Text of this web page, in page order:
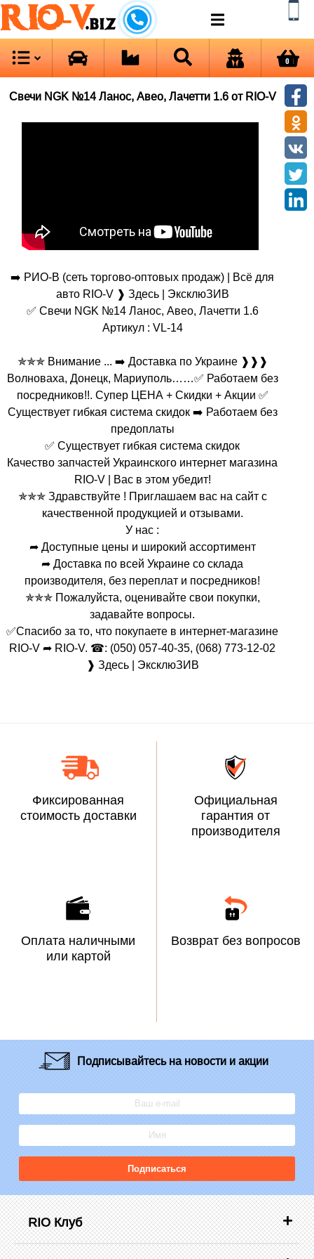
RIO-V.biz
0
Свечи NGK №14 Ланос, Авео, Лачетти 1.6 от RIO-V
➡️ РИО-В (сеть торгово-оптовых продаж) | Всё для
авто RIO-V ❱ Здесь | ЭксклюЗИВ
✅ Свечи NGK №14 Ланос, Авео, Лачетти 1.6
Артикул : VL-14
✯✯✯ Внимание ... ➡️ Доставка по Украине ❱❱❱
Волноваха, Донецк, Мариуполь……✅ Работаем без
посредников!!. Супер ЦЕНА + Скидки + Акции ✅
Существует гибкая система скидок ➡️ Работаем без
предоплаты
✅ Существует гибкая система скидок
Качество запчастей Украинского интернет магазина
RIO-V | Вас в этом убедит!
✯✯✯ Здравствуйте ! Приглашаем вас на сайт с
качественной продукцией и отзывами.
У нас :
➦ Доступные цены и широкий ассортимент
➦ Доставка по всей Украине со склада
производителя, без переплат и посредников!
✯✯✯ Пожалуйста, оценивайте свои покупки,
задавайте вопросы.
✅Спасибо за то, что покупаете в интернет-магазине
RIO-V ➦ RIO-V. ☎: (050) 057-40-35, (068) 773-12-02
❱ Здесь | ЭксклюЗИВ
Фиксированная
стоимость доставки
Официальная
гарантия от
производителя
Оплата наличными
или картой
Возврат без вопросов
Подписывайтесьна новости и акции
Подписаться
RIO Клуб